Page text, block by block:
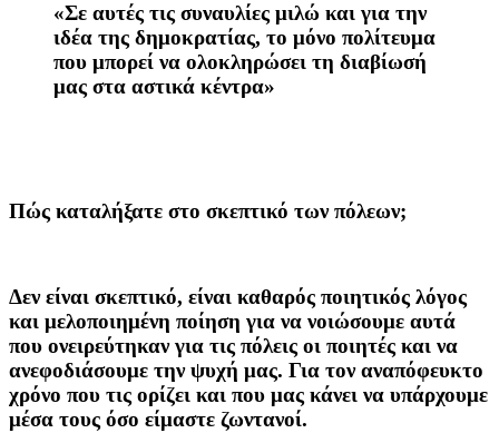
«Σε αυτές τις συναυλίες μιλώ και για την
ιδέα της δημοκρατίας, το μόνο πολίτευμα
που μπορεί να ολοκληρώσει τη διαβίωσή
μας στα αστικά κέντρα»
Πώς καταλήξατε στο σκεπτικό των πόλεων;
Δεν είναι σκεπτικό, είναι καθαρός ποιητικός λόγος
και μελοποιημένη ποίηση για να νοιώσουμε αυτά
που ονειρεύτηκαν για τις πόλεις οι ποιητές και να
ανεφοδιάσουμε την ψυχή μας. Για τον αναπόφευκτο
χρόνο που τις ορίζει και που μας κάνει να υπάρχουμε
μέσα τους όσο είμαστε ζωντανοί.